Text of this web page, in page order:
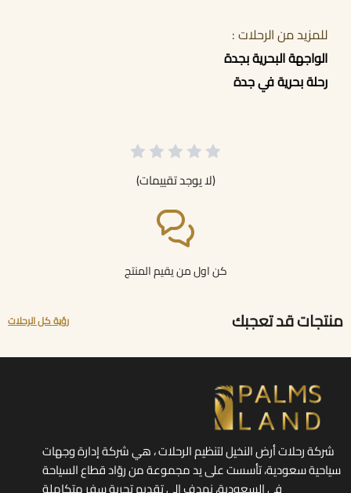
للمزيد من الرحلات :
الواجهة البحرية بجدة
رحلة بحرية في جدة
كن اول من يقيم المنتج
(لا يوجد تقييمات)
منتجات قد تعجبك رؤية كل الرحلات
شركة رحلات أرض النخيل لتنظيم الرحلات ، هي شركة إدارة وجهات
سياحية سعودية، تأسست على يد مجموعة من روّاد قطاع السياحة